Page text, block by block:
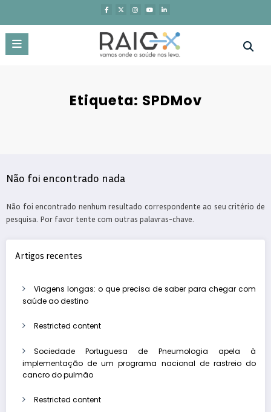
o
conteúdo
Etiqueta: SPDMov
Não foi encontrado nada
Não foi encontrado nenhum resultado correspondente ao seu critério de
pesquisa. Por favor tente com outras palavras-chave.
Artigos recentes
Viagens longas: o que precisa de saber para chegar com
saúde ao destino
Restricted content
Sociedade Portuguesa de Pneumologia apela à
implementação de um programa nacional de rastreio do
cancro do pulmão
Restricted content